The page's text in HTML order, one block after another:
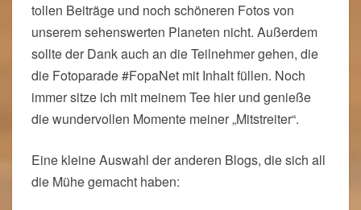
tollen Beiträge und noch schöneren Fotos von
unserem sehenswerten Planeten nicht. Außerdem
sollte der Dank auch an die Teilnehmer gehen, die
die Fotoparade #FopaNet mit Inhalt füllen. Noch
immer sitze ich mit meinem Tee hier und genieße
die wundervollen Momente meiner „Mitstreiter“.
Eine kleine Auswahl der anderen Blogs, die sich all
die Mühe gemacht haben: